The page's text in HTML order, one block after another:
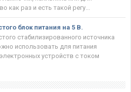
как раз и есть такой регу...
блок питания на 5 В.
стабилизированного источника
использовать для питания
устройств с током